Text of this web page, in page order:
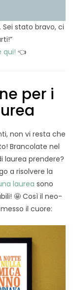
Sei stato bravo, ci
qui! 👈
per i
non vi resta che
Brancolate nel
laurea prendere?
a risolvere la
laurea sono
🤩 Così il neo-
il cuore: